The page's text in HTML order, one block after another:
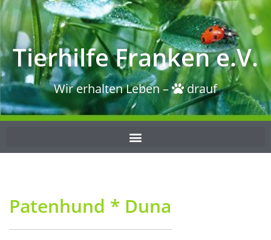
Tierhilfe Franken e.V.
Wir erhalten Leben – drauf
Patenhund * Duna